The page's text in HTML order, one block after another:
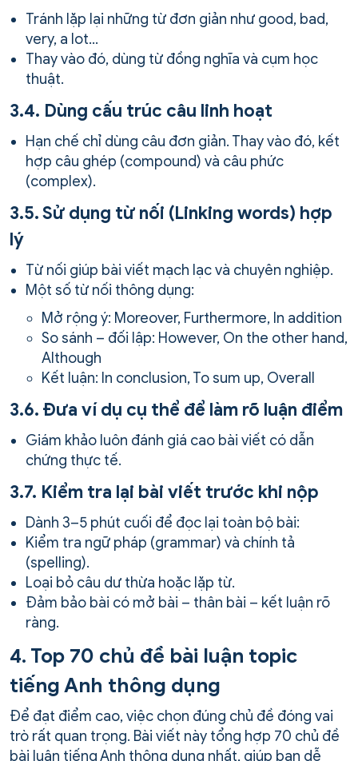
Tránh lặp lại những từ đơn giản như good, bad,
very, a lot…
Thay vào đó, dùng từ đồng nghĩa và cụm học
thuật.
3.4. Dùng cấu trúc câu linh hoạt
Hạn chế chỉ dùng câu đơn giản. Thay vào đó, kết
hợp câu ghép (compound) và câu phức
(complex).
3.5. Sử dụng từ nối (Linking words) hợp
lý
Từ nối giúp bài viết mạch lạc và chuyên nghiệp.
Một số từ nối thông dụng:
Mở rộng ý: Moreover, Furthermore, In addition
So sánh – đối lập: However, On the other hand,
Although
Kết luận: In conclusion, To sum up, Overall
3.6. Đưa ví dụ cụ thể để làm rõ luận điểm
Giám khảo luôn đánh giá cao bài viết có dẫn
chứng thực tế.
3.7. Kiểm tra lại bài viết trước khi nộp
Dành 3–5 phút cuối để đọc lại toàn bộ bài:
Kiểm tra ngữ pháp (grammar) và chính tả
(spelling).
Loại bỏ câu dư thừa hoặc lặp từ.
Đảm bảo bài có mở bài – thân bài – kết luận rõ
ràng.
4. Top 70 chủ đề bài luận topic
tiếng Anh thông dụng
Để đạt điểm cao, việc chọn đúng chủ đề đóng vai
trò rất quan trọng. Bài viết này tổng hợp 70 chủ đề
bài luận tiếng Anh thông dụng nhất, giúp bạn dễ